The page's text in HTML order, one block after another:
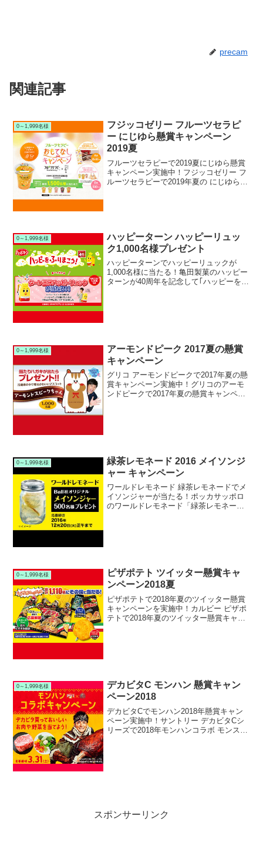
precam
関連記事
0～1,999名様
フジッコゼリー フルーツセラピ
ー にじゆら懸賞キャンペーン
2019夏
フルーツセラピーで2019夏にじゆら懸賞
キャンペーン実施中！フジッコゼリー フ
ルーツセラピーで2019年夏の にじゆら懸
0～1,999名様
ハッピーターン ハッピーリュッ
ク1,000名様プレゼント
ハッピーターンでハッピーリュックが
1,000名様に当たる！亀田製菓のハッピー
ターンが40周年を記念して｢ハッピーをふ
0～1,999名様
アーモンドピーク 2017夏の懸賞
キャンペーン
グリコ アーモンドピークで2017年夏の懸
賞キャンペーン実施中！グリコのアーモ
ンドピークで2017年夏の懸賞キャンペー
0～1,999名様
緑茶レモネード 2016 メイソンジ
ャー キャンペーン
ワールドレモネード 緑茶レモネードでメ
イソンジャーが当たる！ポッカサッポロ
のワールドレモネード「緑茶レモネー
0～1,999名様
ピザポテト ツイッター懸賞キャ
ンペーン2018夏
ピザポテトで2018年夏のツイッター懸賞
キャンペーンを実施中！カルビー ピザポ
テトで2018年夏のツイッター懸賞キャン
0～1,999名様
デカビタC モンハン 懸賞キャン
ペーン2018
デカビタCでモンハン2018年懸賞キャン
ペーン実施中！サントリー デカビタCシ
リーズで2018年モンハンコラボ モンスタ
スポンサーリンク